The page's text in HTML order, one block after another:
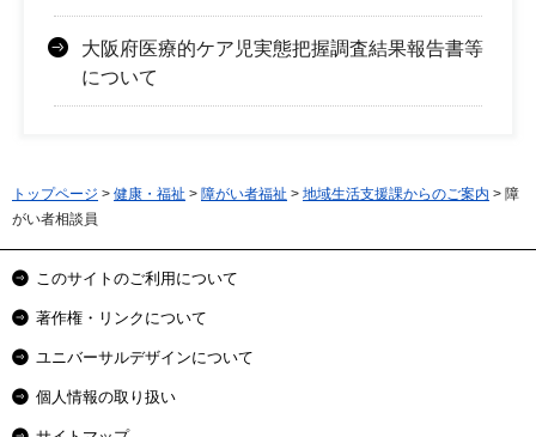
大阪府医療的ケア児実態把握調査結果報告書等
について
トップページ > 健康・福祉 > 障がい者福祉 > 地域生活支援課からのご案内 > 障
がい者相談員
このサイトのご利用について
著作権・リンクについて
ユニバーサルデザインについて
個人情報の取り扱い